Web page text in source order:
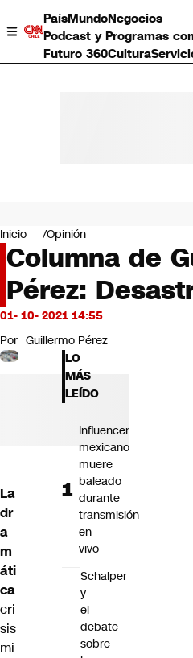
PaísMundoNegocios
Podcast y Programas
Futuro 360Cultura
Negocios
Deportes
Programas completos
Cultura
Servicios
Bits
CNN Data
CNN tiempo
Futuro 360
Inicio Opinión
Columna de
Pérez:
01- 10- 2021 14:55
Por Guillermo Pérez
La
dr
a
m
áti
ca
cri
sis
mi
LO
MÁS
LEÍDO
Influencer
mexicano
muere
baleado
durante
transmisión
en
vivo
Schalper
y
el
debate
sobre